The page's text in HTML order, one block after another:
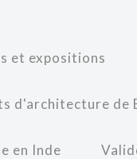
et expositions
d'architecture de
en Inde